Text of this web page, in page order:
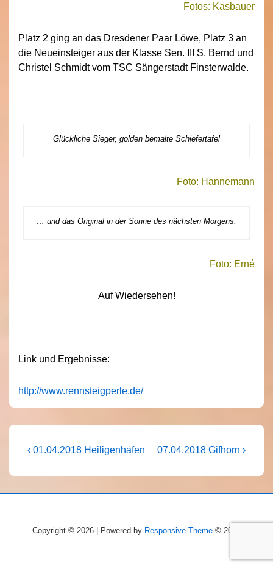
Fotos: Kasbauer
Platz 2 ging an das Dresdener Paar Löwe, Platz 3 an
die Neueinsteiger aus der Klasse Sen. III S, Bernd und
Christel Schmidt vom TSC Sängerstadt Finsterwalde.
Glückliche Sieger, golden bemalte Schiefertafel
Foto: Hannemann
… und das Original in der Sonne des nächsten Morgens.
Foto: Erné
Auf Wiedersehen!
Link und Ergebnisse:
http://www.rennsteigperle.de/
Beitragsnavigation
Vorheriger
ist
‹ 01.04.2018 Heiligenhafen
Nächster
ist
07.04.2018 Gifhorn ›
Copyright © 2026 | Powered by Responsive-Theme © 2026